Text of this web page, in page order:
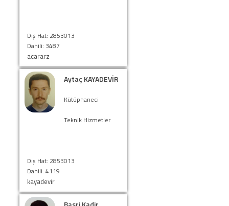
Dış Hat: 2853013
Dahili: 3487
acararz
Aytaç KAYADEVİR
Kütüphaneci
Teknik Hizmetler
Dış Hat: 2853013
Dahili: 4119
kayadevir